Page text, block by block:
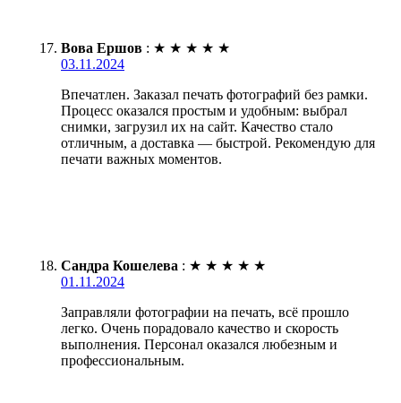
Вова Ершов : ★ ★ ★ ★ ★
03.11.2024
Впечатлен. Заказал печать фотографий без рамки.
Процесс оказался простым и удобным: выбрал
снимки, загрузил их на сайт. Качество стало
отличным, а доставка — быстрой. Рекомендую для
печати важных моментов.
Сандра Кошелева : ★ ★ ★ ★ ★
01.11.2024
Заправляли фотографии на печать, всё прошло
легко. Очень порадовало качество и скорость
выполнения. Персонал оказался любезным и
профессиональным.